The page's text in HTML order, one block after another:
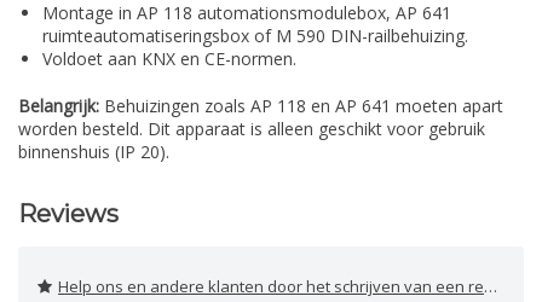
Montage in AP 118 automationsmodulebox, AP 641
ruimteautomatiseringsbox of M 590 DIN-railbehuizing.
Voldoet aan KNX en CE-normen.
Belangrijk: Behuizingen zoals AP 118 en AP 641 moeten apart
worden besteld. Dit apparaat is alleen geschikt voor gebruik
binnenshuis (IP 20).
Reviews
Help ons en andere klanten door het schrijven van een review